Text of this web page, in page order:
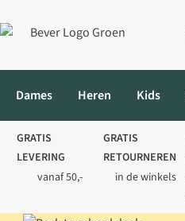
Dames Heren Kids
GRATIS
LEVERING
vanaf 50,-
GRATIS
RETOURNEREN
in de winkels